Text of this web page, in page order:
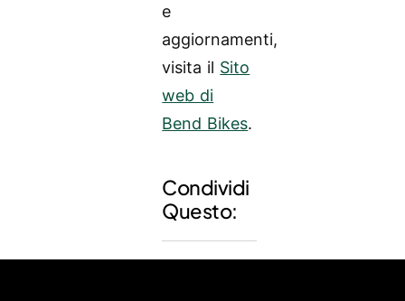
e
aggiornamenti,
visita il Sito
web di
Bend Bikes.
Condividi
Questo: